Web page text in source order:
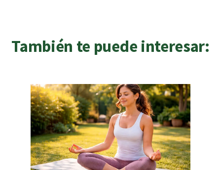
También te puede interesar: